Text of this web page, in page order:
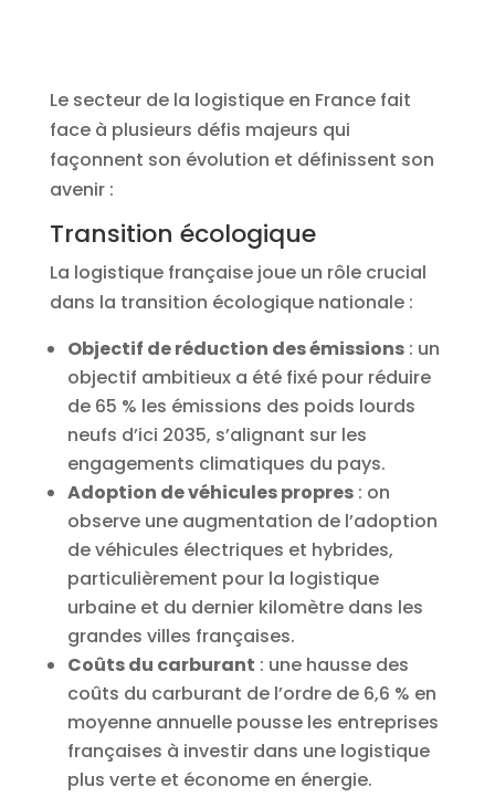
Le secteur de la logistique en France fait
face à plusieurs défis majeurs qui
façonnent son évolution et définissent son
avenir :
Transition écologique
La logistique française joue un rôle crucial
dans la transition écologique nationale :
Objectif de réduction des émissions: un
objectif ambitieux a été fixé pour réduire
de 65 % les émissions des poids lourds
neufs d’ici 2035, s’alignant sur les
engagements climatiques du pays.
Adoption de véhicules propres: on
observe une augmentation de l’adoption
de véhicules électriques et hybrides,
particulièrement pour la logistique
urbaine et du dernier kilomètre dans les
grandes villes françaises.
Coûts du carburant : une hausse des
coûts du carburant de l’ordre de 6,6 % en
moyenne annuelle pousse les entreprises
françaises à investir dans une logistique
plus verte et économe en énergie.